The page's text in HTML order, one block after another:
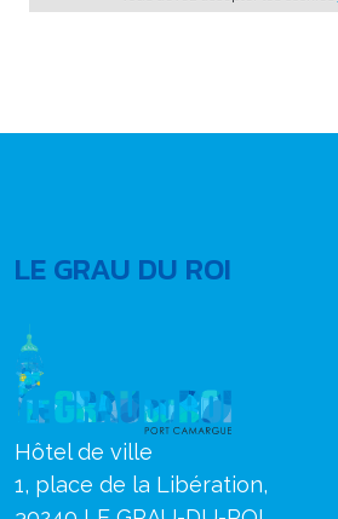
LE GRAU DU ROI
Hôtel de ville
1, place de la Libération,